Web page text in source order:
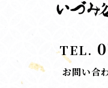
TEL.
お問い合